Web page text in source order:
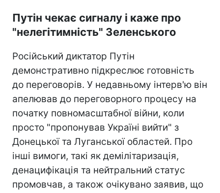
Путін чекає сигналу і каже про
"нелегітимність" Зеленського
Російський диктатор Путін
демонстративно підкреслює готовність
до переговорів. У недавньому інтерв'ю він
апелював до переговорного процесу на
початку повномасштабної війни, коли
просто "пропонував Україні вийти" з
Донецької та Луганської областей. Про
інші вимоги, такі як демілітаризація,
денацифікація та нейтральний статус
промовчав, а також очікувано заявив, що